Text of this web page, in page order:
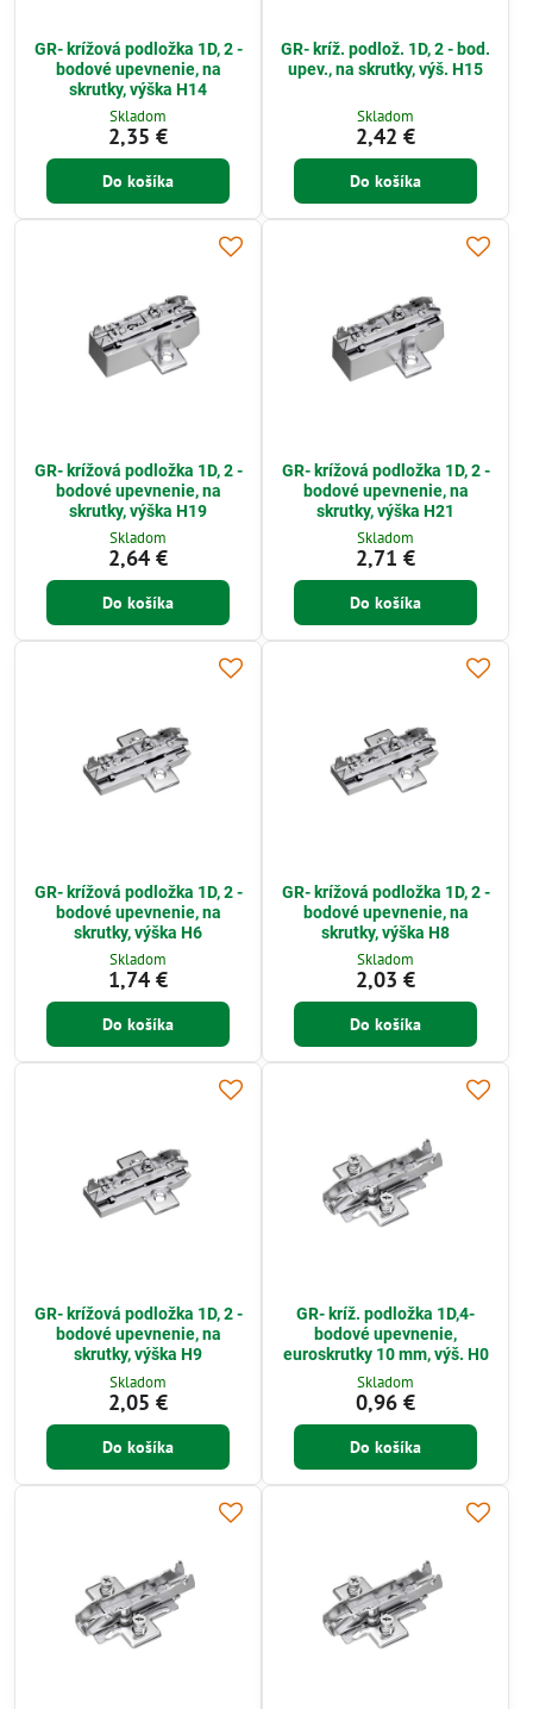
GR- krížová podložka 1D, 2 -
bodové upevnenie, na
skrutky, výška H14
Skladom
2,35 €
Do košíka
GR- kríž. podlož. 1D, 2 - bod.
upev., na skrutky, výš. H15
Skladom
2,42 €
Do košíka
GR- krížová podložka 1D, 2 -
bodové upevnenie, na
skrutky, výška H19
Skladom
2,64 €
Do košíka
GR- krížová podložka 1D, 2 -
bodové upevnenie, na
skrutky, výška H21
Skladom
2,71 €
Do košíka
GR- krížová podložka 1D, 2 -
bodové upevnenie, na
skrutky, výška H6
Skladom
1,74 €
Do košíka
GR- krížová podložka 1D, 2 -
bodové upevnenie, na
skrutky, výška H8
Skladom
2,03 €
Do košíka
GR- krížová podložka 1D, 2 -
bodové upevnenie, na
skrutky, výška H9
Skladom
2,05 €
Do košíka
GR- kríž. podložka 1D,4-
bodové upevnenie,
euroskrutky 10 mm, výš. H0
Skladom
0,96 €
Do košíka